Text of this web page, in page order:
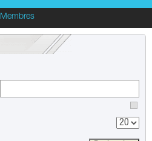
Membres